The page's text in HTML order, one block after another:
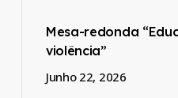
Mesa-redonda
violência”
Junho 22, 2026